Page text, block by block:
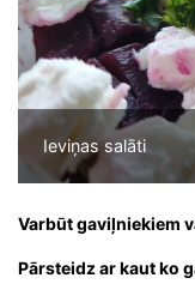
Ieviņas salāti
Varbūt gaviļniekiem
Pārsteidz ar kaut ko